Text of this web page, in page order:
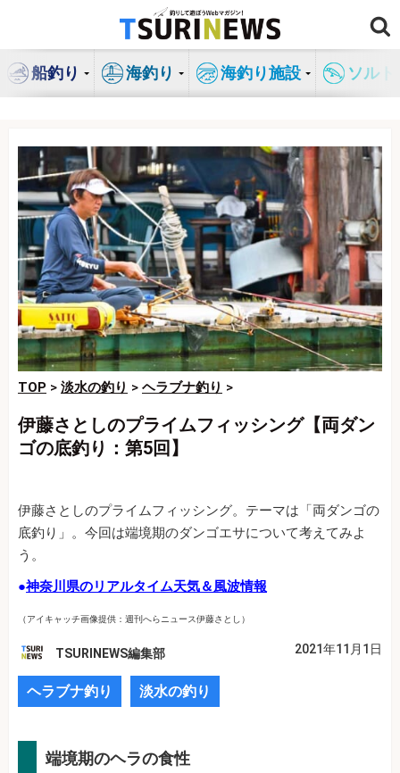
ン
船釣り 海釣り 海釣り施設 ソル
TOP > 淡水の釣り > ヘラブナ釣り >
伊藤さとしのプライムフィッシング【両ダン
ゴの底釣り：第5回】
伊藤さとしのプライムフィッシング。テーマは「両ダンゴの
底釣り」。今回は端境期のダンゴエサについて考えてみよ
う。
●神奈川県のリアルタイム天気＆風波情報
（アイキャッチ画像提供：週刊へらニュース伊藤さとし）
TSURINEWS編集部 2021年11月1日
ヘラブナ釣り 淡水の釣り
端境期のヘラの食性